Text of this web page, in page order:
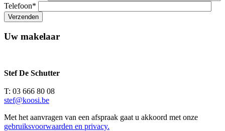
Telefoon*
Uw makelaar
Stef De Schutter
T: 03 666 80 08
stef@koosi.be
Met het aanvragen van een afspraak gaat u akkoord met onze
gebruiksvoorwaarden en privacy.